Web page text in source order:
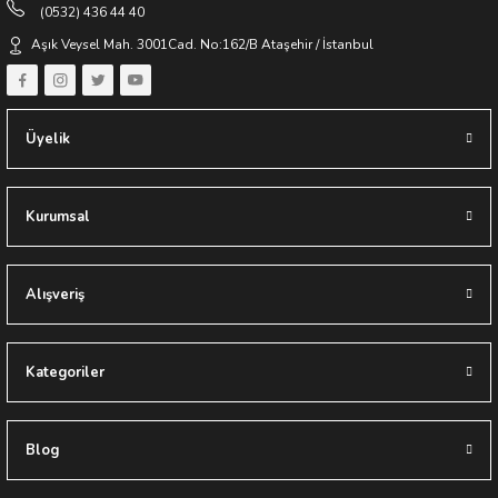
Keyifli Alışverişler Dileriz
Yapıes Banyo / Erkan Ocak
(0532) 436 44 40
Aşık Veysel Mah. 3001Cad. No:162/B Ataşehir / İstanbul
Üyelik
Kurumsal
Alışveriş
Kategoriler
Blog